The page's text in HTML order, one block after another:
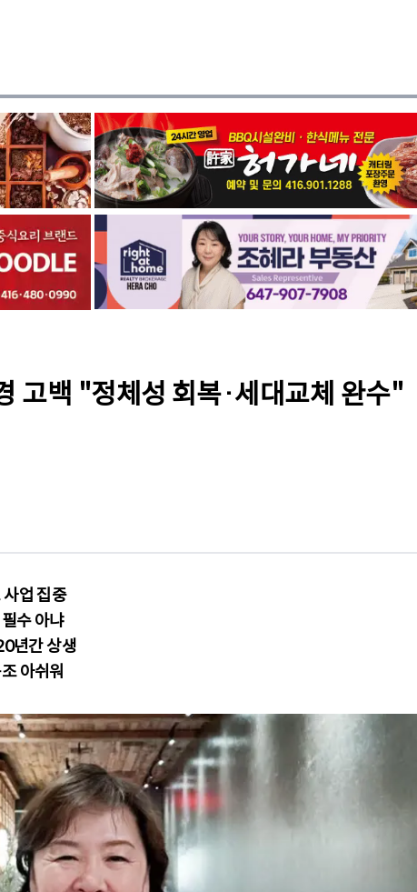
고백 "정체성 회복·세대교체 완수"
사업 집중
수 아냐
년간 상생
아쉬워